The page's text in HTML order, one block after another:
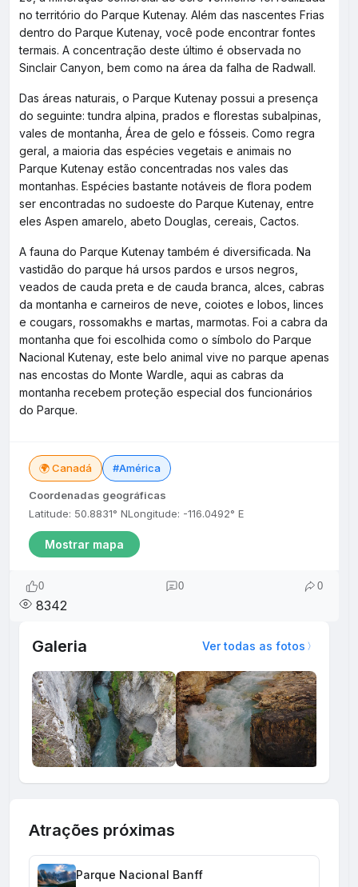
no território do Parque Kutenay. Além das nascentes Frias
dentro do Parque Kutenay, você pode encontrar fontes
termais. A concentração deste último é observada no
Sinclair Canyon, bem como na área da falha de Radwall.
Das áreas naturais, o Parque Kutenay possui a presença
do seguinte: tundra alpina, prados e florestas subalpinas,
vales de montanha, Área de gelo e fósseis. Como regra
geral, a maioria das espécies vegetais e animais no
Parque Kutenay estão concentradas nos vales das
montanhas. Espécies bastante notáveis de flora podem
ser encontradas no sudoeste do Parque Kutenay, entre
eles Aspen amarelo, abeto Douglas, cereais, Cactos.
A fauna do Parque Kutenay também é diversificada. Na
vastidão do parque há ursos pardos e ursos negros,
veados de cauda preta e de cauda branca, alces, cabras
da montanha e carneiros de neve, coiotes e lobos, linces
e cougars, rossomakhs e martas, marmotas. Foi a cabra da
montanha que foi escolhida como o símbolo do Parque
Nacional Kutenay, este belo animal vive no parque apenas
nas encostas do Monte Wardle, aqui as cabras da
montanha recebem proteção especial dos funcionários
do Parque.
🌍 Canadá #América
Coordenadas geográficas
Latitude: 50.8831° NLongitude: -116.0492° E
Mostrar mapa
0 0 0
8342
Galeria Ver todas as fotos
Atrações próximas
Parque Nacional Banff